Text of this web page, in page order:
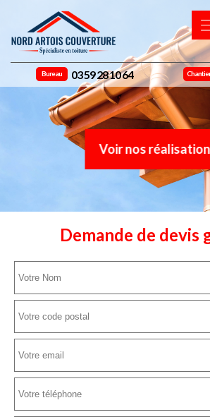
Bureau 03 59 28 10 64 Chantier
Voir nos
Demande de devis